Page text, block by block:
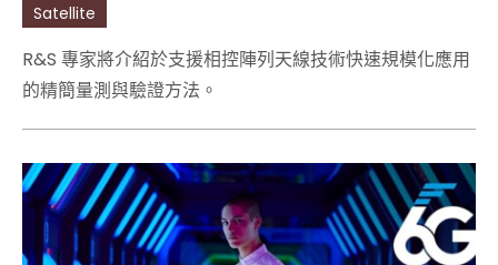
Satellite
R&S 專家將介紹於支援相控陣列天線技術快速規模化應用
的精簡量測與驗證方法。